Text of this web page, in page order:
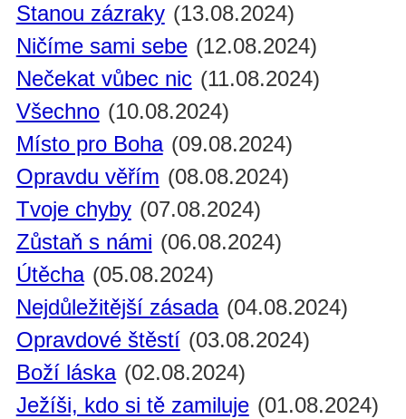
Stanou zázraky (13.08.2024)
Ničíme sami sebe (12.08.2024)
Nečekat vůbec nic (11.08.2024)
Všechno (10.08.2024)
Místo pro Boha (09.08.2024)
Opravdu věřím (08.08.2024)
Tvoje chyby (07.08.2024)
Zůstaň s námi (06.08.2024)
Útěcha (05.08.2024)
Nejdůležitější zásada (04.08.2024)
Opravdové štěstí (03.08.2024)
Boží láska (02.08.2024)
Ježíši, kdo si tě zamiluje (01.08.2024)